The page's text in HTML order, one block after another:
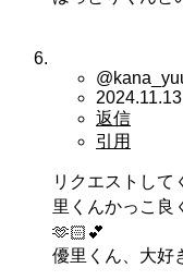
返信
引用
リクエストして
里くんかっこ
🫶🏻💕︎
優里くん、大